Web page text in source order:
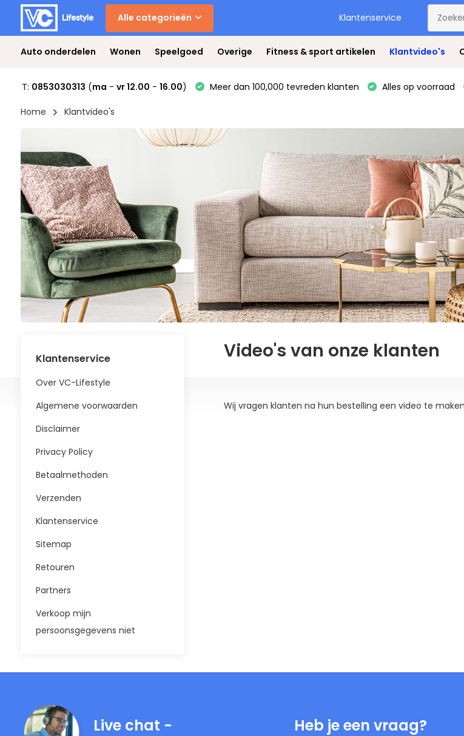
Alle categorieën Klantenservice
Auto onderdelen Wonen Speelgoed Overige Fitness & sport artikelen Klantvideo's
T: 0853030313 (ma - vr 12.00 - 16.00) Meer dan 100,000 tevreden klanten Alles op voorraad
Home Klantvideo's
Klantenservice
Over VC-Lifestyle
Algemene voorwaarden
Disclaimer
Privacy Policy
Betaalmethoden
Verzenden
Klantenservice
Sitemap
Retouren
Partners
Verkoop mijn
persoonsgegevens niet
Video's van onze klanten
Wij vragen klanten na hun bestelling een video te
Live chat - Heb je een vraag?